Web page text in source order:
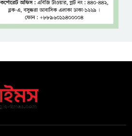
‘হাসিনা কার্ড’ ব্যবহার করে ভারতের
দেশকে এগিয়ে নিতে হবে: প্রধানমন্ত্রী